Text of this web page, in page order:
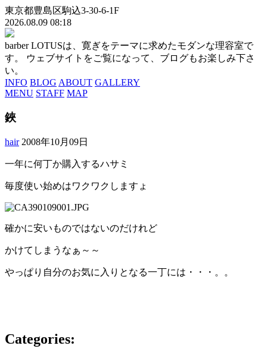
東京都豊島区駒込3-30-6-1F
2026.08.09 08:18
barber LOTUSは、寛ぎをテーマに求めたモダンな理容室で
す。 ウェブサイトをご覧になって、ブログもお楽しみ下さ
い。
INFO BLOG ABOUT GALLERY
MENU STAFF MAP
鋏
hair2008年10月09日
一年に何丁か購入するハサミ
毎度使い始めはワクワクしますょ
確かに安いものではないのだけれど
かけてしまうなぁ～～
やっぱり自分のお気に入りとなる一丁には・・・。。
Categories: